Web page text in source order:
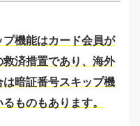
機能はカード会員が
済措置であり、海外
暗証番号スキップ機
ものもあります。